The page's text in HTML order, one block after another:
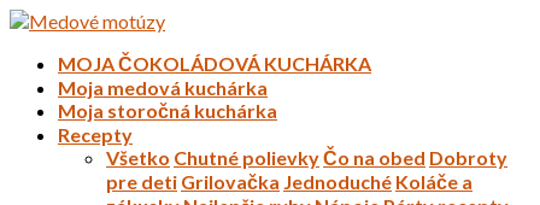
MOJA ČOKOLÁDOVÁ KUCHÁRKA
Moja medová kuchárka
Moja storočná kuchárka
Recepty
Všetko Chutné polievkyČo na obed Dobroty
pre deti Grilovačka Jednoduché Koláče a